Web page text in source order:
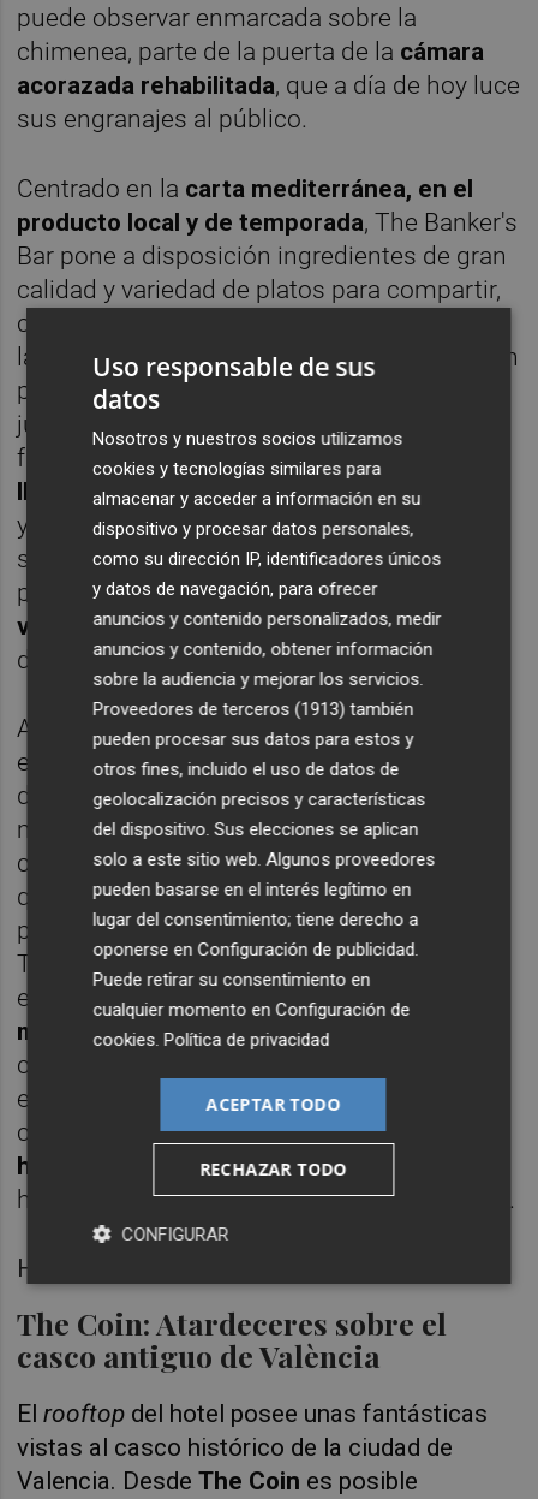
puede observar enmarcada sobre la
chimenea, parte de la puerta de la cámara
acorazada rehabilitada, que a día de hoy luce
sus engranajes al público.
Centrado en la carta mediterránea, en el
producto local y de temporada, The Banker's
Bar pone a disposición ingredientes de gran
calidad y variedad de platos para compartir,
con un pequeño giro creativo. Es el caso de
la
flor de alcachofa confitaday terminada en
parrilla con panceta ibérica, que se sirve
junto a un texturizado de carbón que se
funde en boca, o la
berenjena asada a la
llama glaseadaacompañada de salsa
yakiniku, miel y cebolleta china. Por
supuesto, no faltan los productos de
proximidad, como los mejores quesos
valencianoso un arrozmeloso en caldero
de pescado y verduras de temporada.
Además, se trata del lugar donde se sirve
el
desayuno del hotel, que incluye una zona
de buffet en la que destacan sus
mermeladas, yogures y bollería caseros,
como propuesta dulce y los embutidos y
quesos, así como una gran variedad de
panes, entre las elecciones saladas.
También dispone de platos a la carta, como
el
bikini de jamón ibérico con queso
manchego y mantequilla trufada
clásicos huevos fritos, revueltos o
escalfados. Tampoco pueden faltar el
chocolate a la taza con churros, o la típica
horchata acompañada de fartons
homenaje al producto y tradición valenciana.
Habitación Junior Sweet. Foto: AP
The Coin: Atardeceres sobre el
casco antiguo de València
Elrooftop del hotel posee unas fantásticas
vistas al casco histórico de la ciudad de
Valencia. DesdeThe Coin es posible
Uso responsable de sus
datos
Nosotros y nuestros socios utilizamos
cookies y tecnologías similares para
almacenar y acceder a información en su
dispositivo y procesar datos personales,
como su dirección IP, identificadores únicos
y datos de navegación, para ofrecer
anuncios y contenido personalizados, medir
anuncios y contenido, obtener información
sobre la audiencia y mejorar los servicios.
Proveedores de terceros (1913) también
pueden procesar sus datos para estos y
otros fines, incluido el uso de datos de
geolocalización precisos y características
del dispositivo. Sus elecciones se aplican
solo a este sitio web. Algunos proveedores
pueden basarse en el interés legítimo en
lugar del consentimiento; tiene derecho a
oponerse enConfiguración de publicidad
Puede retirar su consentimiento en
cualquier momento enConfiguración de
cookies .Política de privacidad
ACEPTAR TODO
RECHAZAR TODO
CONFIGURAR